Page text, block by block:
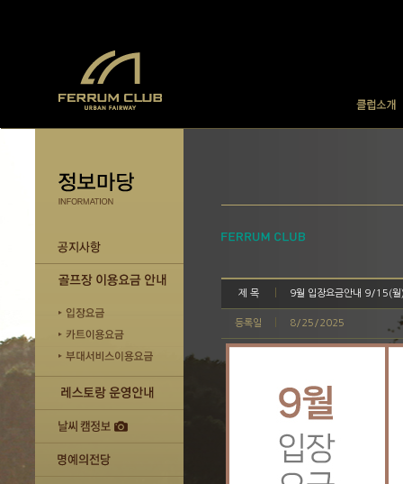
제 목 9월 입장요금안내 9/15(
등록일 8/25/2025